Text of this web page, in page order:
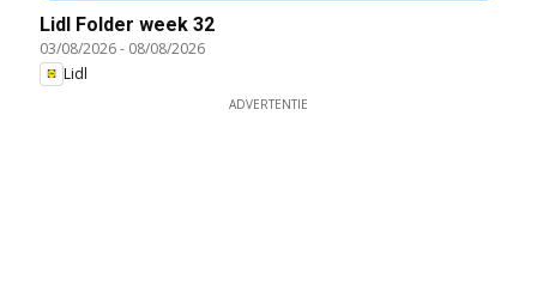
Lidl Folder week 32
03/08/2026- 08/08/2026
Lidl
ADVERTENTIE